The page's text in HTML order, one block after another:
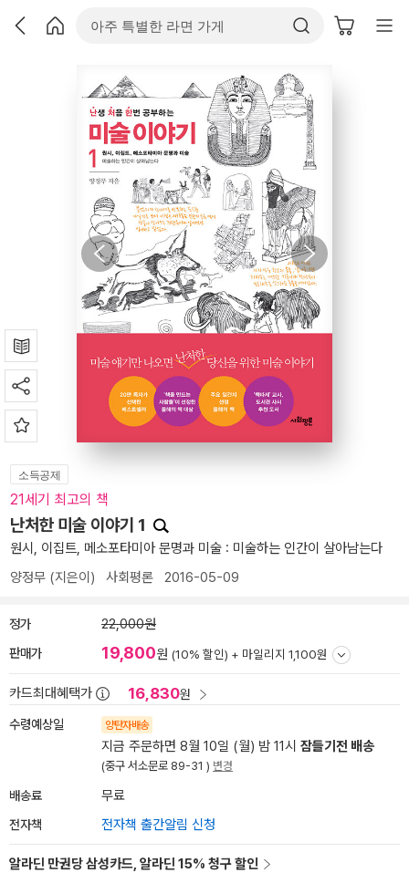
소득공제
21세기 최고의 책
난처한 미술 이야기 1
원시, 이집트, 메소포타미아 문명과 미술 : 미술하는 인간이 살아남는다
양정무 (지은이) 사회평론 2016-05-09
정가 22,000원
판매가 19,800원 (10% 할인) + 마일리지 1,100원
카드최대혜택가 16,830원
수령예상일 양탄자배송
지금 주문하면 8월 10일 (월) 밤 11시 잠들기전 배송
(중구 서소문로 89-31 ) 변경
배송료 무료
전자책 전자책 출간알림 신청
알라딘 만권당 삼성카드, 알라딘 15% 청구 할인